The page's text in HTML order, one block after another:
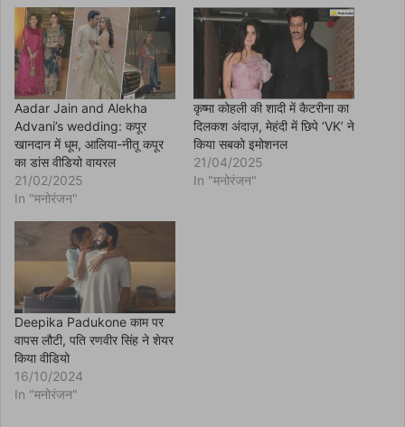
k
(
O
p
e
n
s
i
n
n
e
w
w
i
n
d
o
)
Aadar Jain and Alekha
Advani’s wedding: कपूर
खानदान में धूम, आलिया-नीतू कपूर
का डांस वीडियो वायरल
21/02/2025
In "मनोरंजन"
कृष्मा कोहली की शादी में कैटरीना का
दिलकश अंदाज़, मेहंदी में छिपे ‘VK’ ने
किया सबको इमोशनल
21/04/2025
In "मनोरंजन"
Deepika Padukone काम पर
वापस लौटी, पति रणवीर सिंह ने शेयर
किया वीडियो
16/10/2024
In "मनोरंजन"